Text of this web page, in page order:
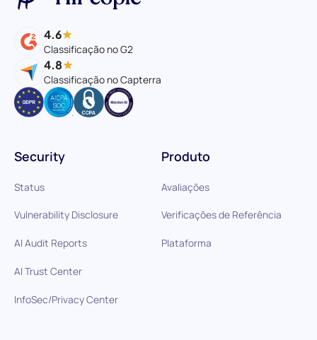
4.6
Classificação no G2
4.8
Classificação no Capterra
Produto
Avaliações
Verificações de Referência
Plataforma
Security
Status
Vulnerability Disclosure
AI Audit Reports
AI Trust Center
InfoSec/Privacy Center